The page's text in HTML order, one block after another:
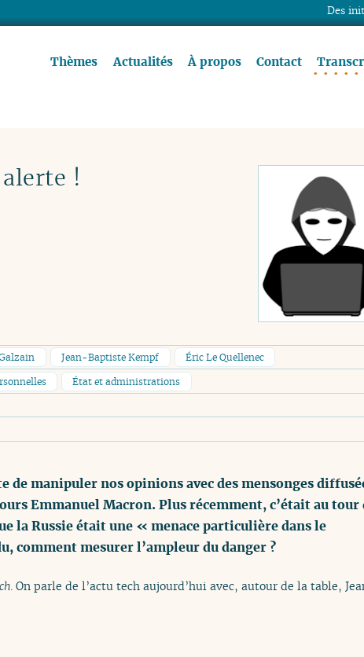
Thèmes Actualités À propos Contact
alerte !
Jean-Baptiste Kempf Éric Le Quellenec
État et administrations
de manipuler nos opinions avec des mensonges
Emmanuel Macron. Plus récemment, c’était au tour
la Russie était une « menace particulière dans le
comment mesurer l’ampleur du danger ?
. On parle de l’actu tech aujourd’hui avec, autour de la table,
Des